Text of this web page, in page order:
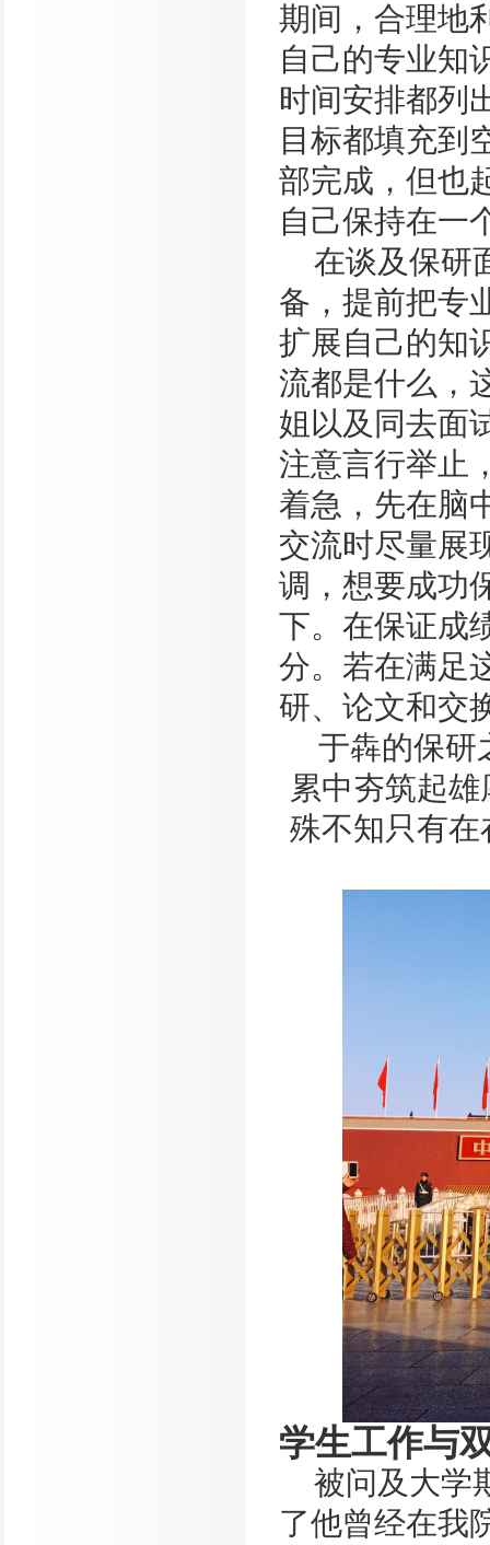
期间，合理地
自己的专业知
时间安排都列
目标都填充到
部完成，但也
自己保持在一
在谈及保研
备，提前把专
扩展自己的知
流都是什么，
姐以及同去面
注意言行举止
着急，先在脑
交流时尽量展
调，想要成功
下。在保证成
分。若在满足
研、论文和交
于犇的保研
累中夯筑起
殊不知只有在
学生工作与
被问及大学
了他曾经在我